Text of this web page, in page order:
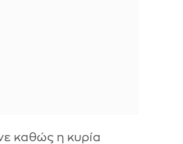
καθώς η κυρία